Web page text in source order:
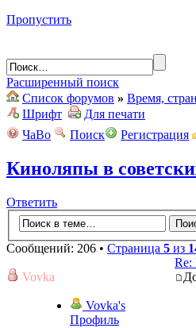
Пропустить
Расширенный поиск
Список форумов » Время,
Шрифт
Для печати
ЧаВо
Поиск Регистрация
Киноляпы в
Ответить
Сообщений: 206 • Страница 5 из
Vovka
Vovka's
Профиль
Re: